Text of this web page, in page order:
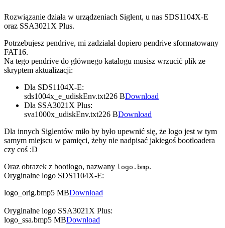
Rozwiązanie działa w urządzeniach Siglent, u nas SDS1104X-E
oraz SSA3021X Plus.
Potrzebujesz pendrive, mi zadziałał dopiero pendrive sformatowany
FAT16.
Na tego pendrive do głównego katalogu musisz wrzucić plik ze
skryptem aktualizacji:
Dla SDS1104X-E:
sds1004x_e_udiskEnv.txt226 BDownload
Dla SSA3021X Plus:
sva1000x_udiskEnv.txt226 BDownload
Dla innych Siglentów miło by było upewnić się, że logo jest w tym
samym miejscu w pamięci, żeby nie nadpisać jakiegoś bootloadera
czy coś :D
Oraz obrazek z bootlogo, nazwany logo.bmp.
Oryginalne logo SDS1104X-E:
logo_orig.bmp5 MBDownload
Oryginalne logo SSA3021X Plus:
logo_ssa.bmp5 MBDownload